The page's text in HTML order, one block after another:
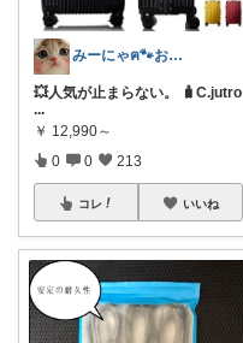
みーにゃฅ🐾お役立ちになれれば😊
💥人気が止まらない。 🧳C.jutro
...
￥ 12,990～
0 0 213
コレ いいね